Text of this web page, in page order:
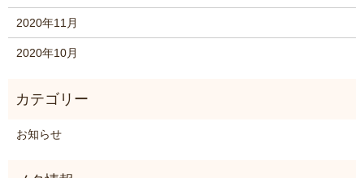
2020年11月
2020年10月
お知らせ